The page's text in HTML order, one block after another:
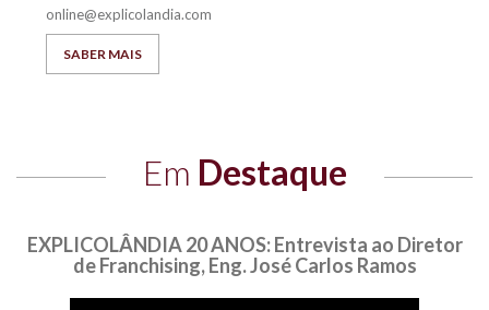
online@explicolandia.com
SABER MAIS
Em Destaque
EXPLICOLÂNDIA 20 ANOS: Entrevista ao Diretor
de Franchising, Eng. José Carlos Ramos